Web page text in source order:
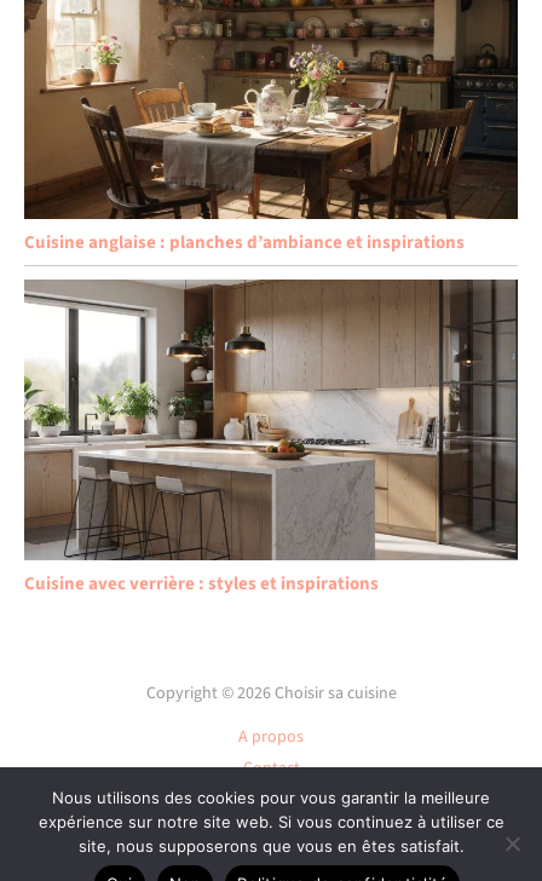
Cuisine anglaise : planches d’ambiance et inspirations
Cuisine avec verrière : styles et inspirations
Copyright © 2026 Choisir sa cuisine
A propos
Contact
Plan du site
Mentions légales
Politique de confidentialité
Nous utilisons des cookies pour vous garantir la meilleure
expérience sur notre site web. Si vous continuez à utiliser ce
site, nous supposerons que vous en êtes satisfait.